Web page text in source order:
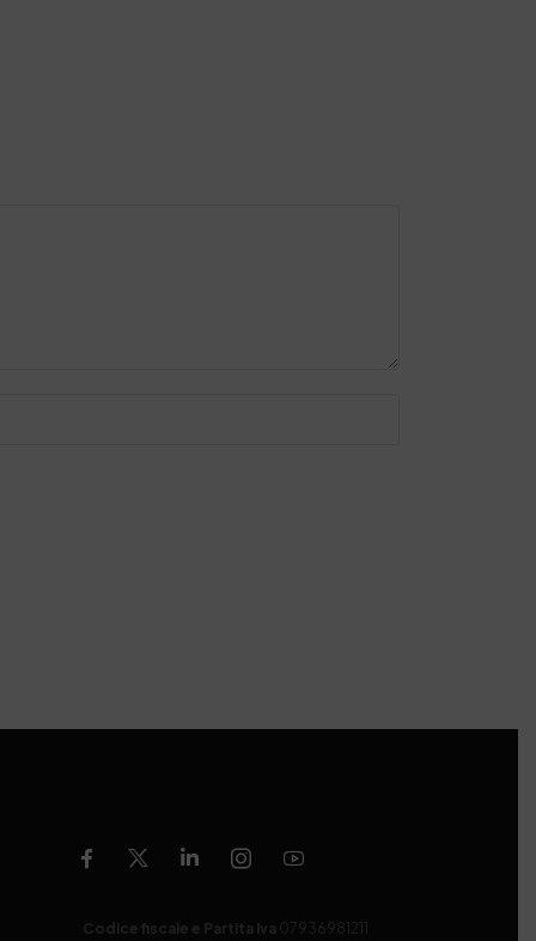
Codice fiscale e Partita Iva 07936981211